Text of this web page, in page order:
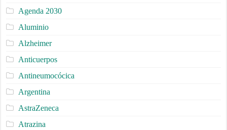
Agenda 2030
Aluminio
Alzheimer
Anticuerpos
Antineumocócica
Argentina
AstraZeneca
Atrazina